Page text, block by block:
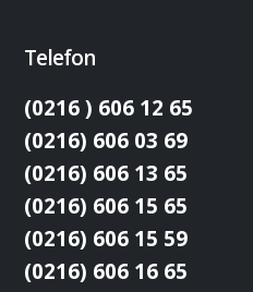
Telefon
(0216 ) 606 12 65
(0216) 606 03 69
(0216) 606 13 65
(0216) 606 15 65
(0216) 606 15 59
(0216) 606 16 65